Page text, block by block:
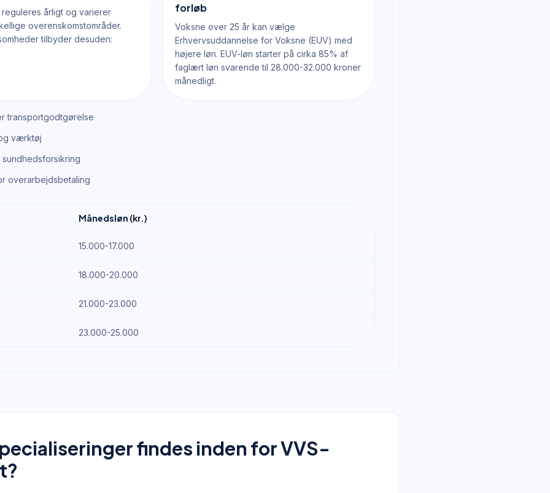
årligt og varierer
overenskomstområder.
tilbyder desuden:
forløb
Voksne over 25 år kan vælge
Erhvervsuddannelse for Voksne (EUV) med
højere løn. EUV-løn starter på cirka 85% af
faglært løn svarende til 28.000-32.000 kroner
månedligt.
transportgodtgørelse
værktøj
overarbejdsbetaling
Månedsløn (kr.)
15.000-17.000
18.000-20.000
21.000-23.000
23.000-25.000
findes inden for VVS-